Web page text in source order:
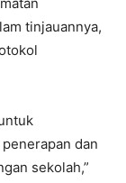
tinjauannya,
dan
sekolah,”